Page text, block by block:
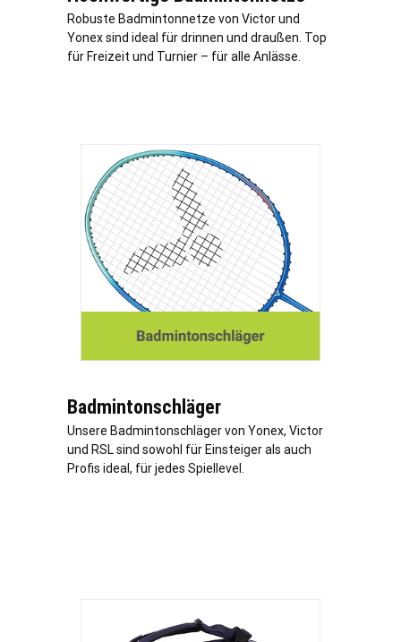
Robuste Badmintonnetze von Victor und
Yonex sind ideal für drinnen und draußen. Top
für Freizeit und Turnier – für alle Anlässe.
Badmintonschläger
Unsere Badmintonschläger von Yonex, Victor
und RSL sind sowohl für Einsteiger als auch
Profis ideal, für jedes Spiellevel.